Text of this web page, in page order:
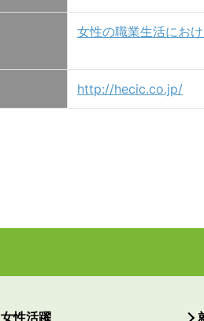
女性の職業生活にお
http://hecic.co.jp/
女性活躍